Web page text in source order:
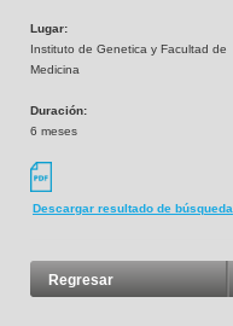
Lugar:
Instituto de Genetica y Facultad de
Medicina
Duración:
6 meses
Descargar resultado de búsqueda
Regresar